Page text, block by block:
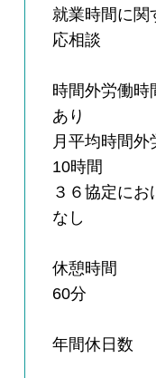
就業時間に関
応相談
時間外労働時
あり
月平均時間外
10時間
３６協定に
なし
休憩時間
60分
年間休日数